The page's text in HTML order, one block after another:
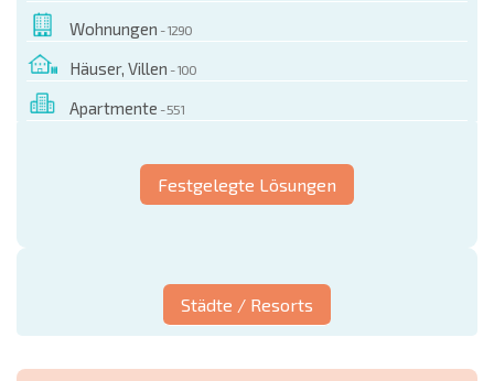
Wohnungen - 1290
Häuser, Villen - 100
Apartmente - 551
Festgelegte Lösungen
Städte / Resorts